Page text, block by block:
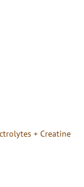
+ Creatine